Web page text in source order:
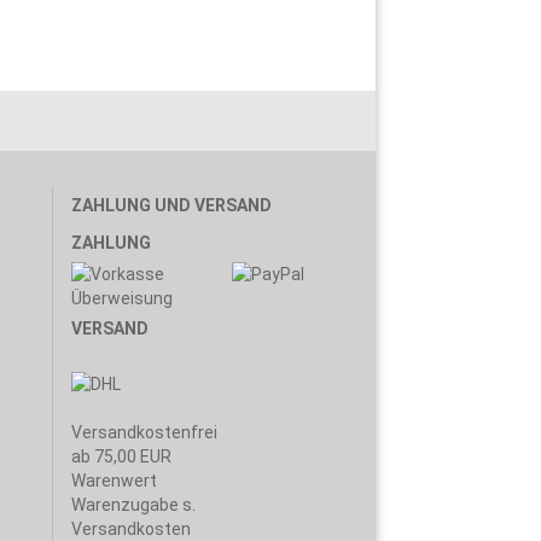
ZAHLUNG UND VERSAND
ZAHLUNG
VERSAND
Versandkostenfrei
ab 75,00 EUR
Warenwert
Warenzugabe s.
Versandkosten